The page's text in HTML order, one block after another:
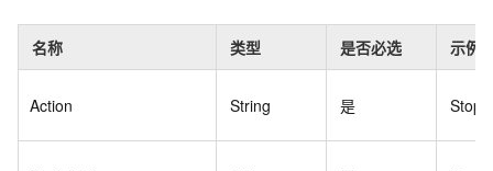
名称 类型 是否必选 示例
Action String 是